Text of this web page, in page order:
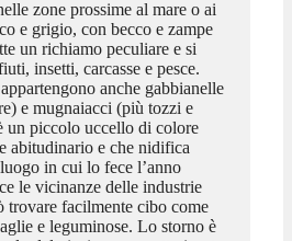
zone prossime al mare o ai
e grigio, con becco e zampe
un richiamo peculiare e si
insetti, carcasse e pesce.
anche gabbianelle
e mugnaiacci (più tozzi e
un piccolo uccello di colore
abitudinario e che nidifica
in cui lo fece l’anno
le vicinanze delle industrie
trovare facilmente cibo come
e leguminose. Lo storno è